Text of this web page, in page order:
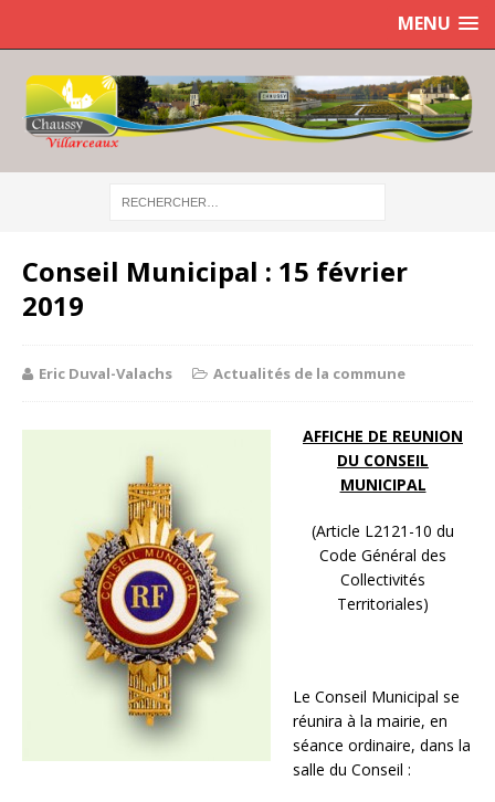
MENU
Conseil Municipal : 15 février
2019
Eric Duval-Valachs Actualités de la commune
AFFICHE DE REUNION
DU CONSEIL
MUNICIPAL
(Article L2121-10 du
Code Général des
Collectivités
Territoriales)
Le Conseil Municipal se
réunira à la mairie, en
séance ordinaire, dans la
salle du Conseil :